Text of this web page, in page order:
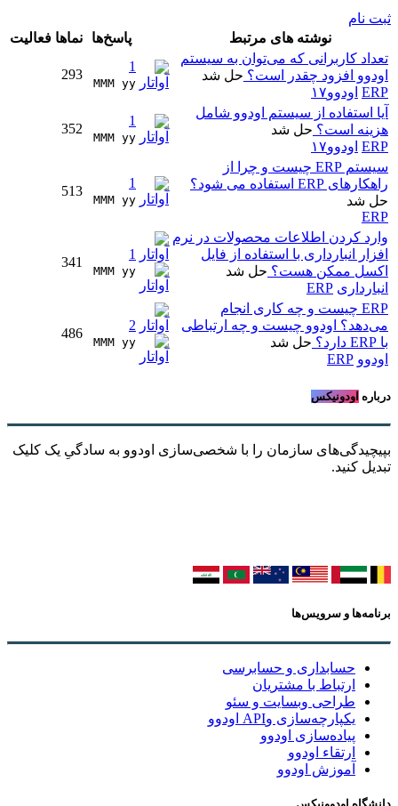
ثبت نام
نوشته های مرتبط
پاسخ‌ها نماها فعالیت
تعداد کاربرانی که می‌توان به سیستم
اودوو افزود چقدر است؟ حل شد
ERP اودوو۱۷
1
MMM yy
293
آیا استفاده از سیستم اودوو شامل
هزینه است؟ حل شد
ERP اودوو۱۷
1
MMM yy
352
سیستم ERP چیست و چرا از
راهکارهای ERP استفاده می شود؟
حل شد
ERP
1
MMM yy
513
وارد کردن اطلاعات محصولات در نرم
افزار انبارداری با استفاده از فایل
اکسل ممکن هست؟ حل شد
انبارداری ERP
1
MMM yy
341
ERP چیست و چه کاری انجام
می‌دهد؟ اودوو چیست و چه ارتباطی
با ERP دارد؟
حل شد
اودوو ERP
2
MMM yy
486
درباره اودونیکس
بپیچیدگی‌های سازمان را با شخصی‌سازی اودوو به سادگیِ یک کلیک
تبدیل کنید.
برنامه‌ها و سرویس‌ها
حسابداری و حسابرسی
ارتباط با مشتریان
طراحی وبسایت و سئو
یکپارچه‌سازی وAPI اودوو
پیاده‌سازی اودوو
ارتقاء اودوو
آموزش اودوو